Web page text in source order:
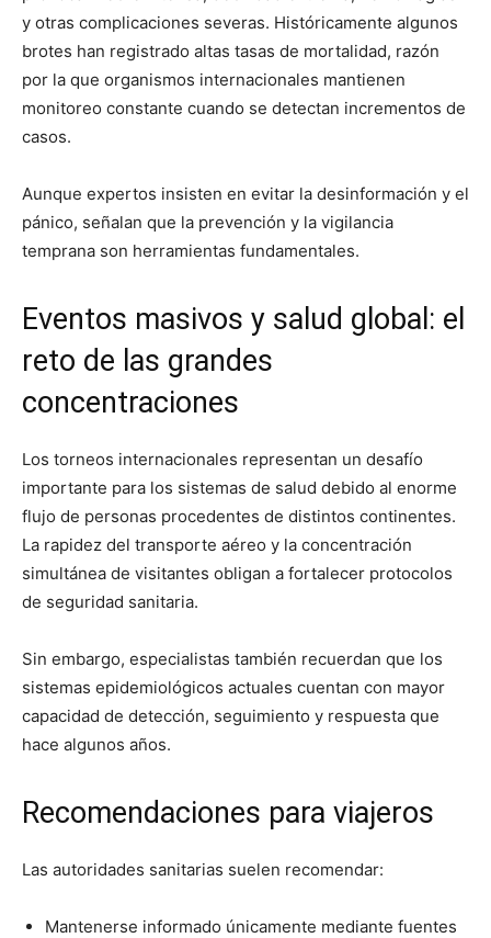
y otras complicaciones severas. Históricamente algunos
brotes han registrado altas tasas de mortalidad, razón
por la que organismos internacionales mantienen
monitoreo constante cuando se detectan incrementos de
casos.
Aunque expertos insisten en evitar la desinformación y el
pánico, señalan que la prevención y la vigilancia
temprana son herramientas fundamentales.
Eventos masivos y salud global: el
reto de las grandes
concentraciones
Los torneos internacionales representan un desafío
importante para los sistemas de salud debido al enorme
flujo de personas procedentes de distintos continentes.
La rapidez del transporte aéreo y la concentración
simultánea de visitantes obligan a fortalecer protocolos
de seguridad sanitaria.
Sin embargo, especialistas también recuerdan que los
sistemas epidemiológicos actuales cuentan con mayor
capacidad de detección, seguimiento y respuesta que
hace algunos años.
Recomendaciones para viajeros
Las autoridades sanitarias suelen recomendar:
Mantenerse informado únicamente mediante fuentes